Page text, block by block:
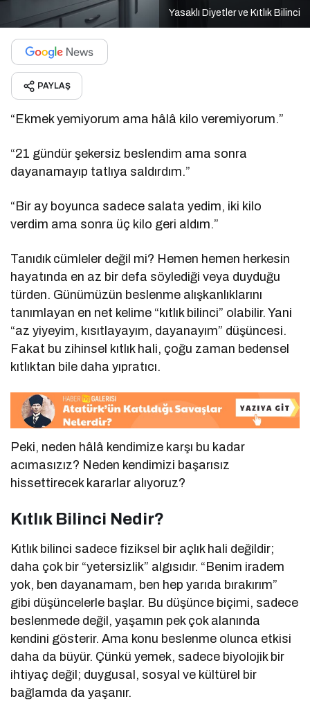
Yasaklı Diyetler ve Kıtlık Bilinci
PAYLAŞ
“Ekmek yemiyorum ama hâlâ kilo veremiyorum.”
“21 gündür şekersiz beslendim ama sonra
dayanamayıp tatlıya saldırdım.”
“Bir ay boyunca sadece salata yedim, iki kilo
verdim ama sonra üç kilo geri aldım.”
Tanıdık cümleler değil mi? Hemen hemen herkesin
hayatında en az bir defa söylediği veya duyduğu
türden. Günümüzün beslenme alışkanlıklarını
tanımlayan en net kelime “kıtlık bilinci” olabilir. Yani
“az yiyeyim, kısıtlayayım, dayanayım” düşüncesi.
Fakat bu zihinsel kıtlık hali, çoğu zaman bedensel
kıtlıktan bile daha yıpratıcı.
Peki, neden hâlâ kendimize karşı bu kadar
acımasızız? Neden kendimizi başarısız
hissettirecek kararlar alıyoruz?
Kıtlık Bilinci Nedir?
Kıtlık bilinci sadece fiziksel bir açlık hali değildir;
daha çok bir “yetersizlik” algısıdır. “Benim iradem
yok, ben dayanamam, ben hep yarıda bırakırım”
gibi düşüncelerle başlar. Bu düşünce biçimi, sadece
beslenmede değil, yaşamın pek çok alanında
kendini gösterir. Ama konu beslenme olunca etkisi
daha da büyür. Çünkü yemek, sadece biyolojik bir
ihtiyaç değil; duygusal, sosyal ve kültürel bir
bağlamda da yaşanır.